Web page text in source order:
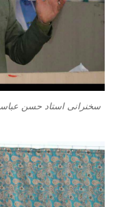
سخنرانی استاد حسن